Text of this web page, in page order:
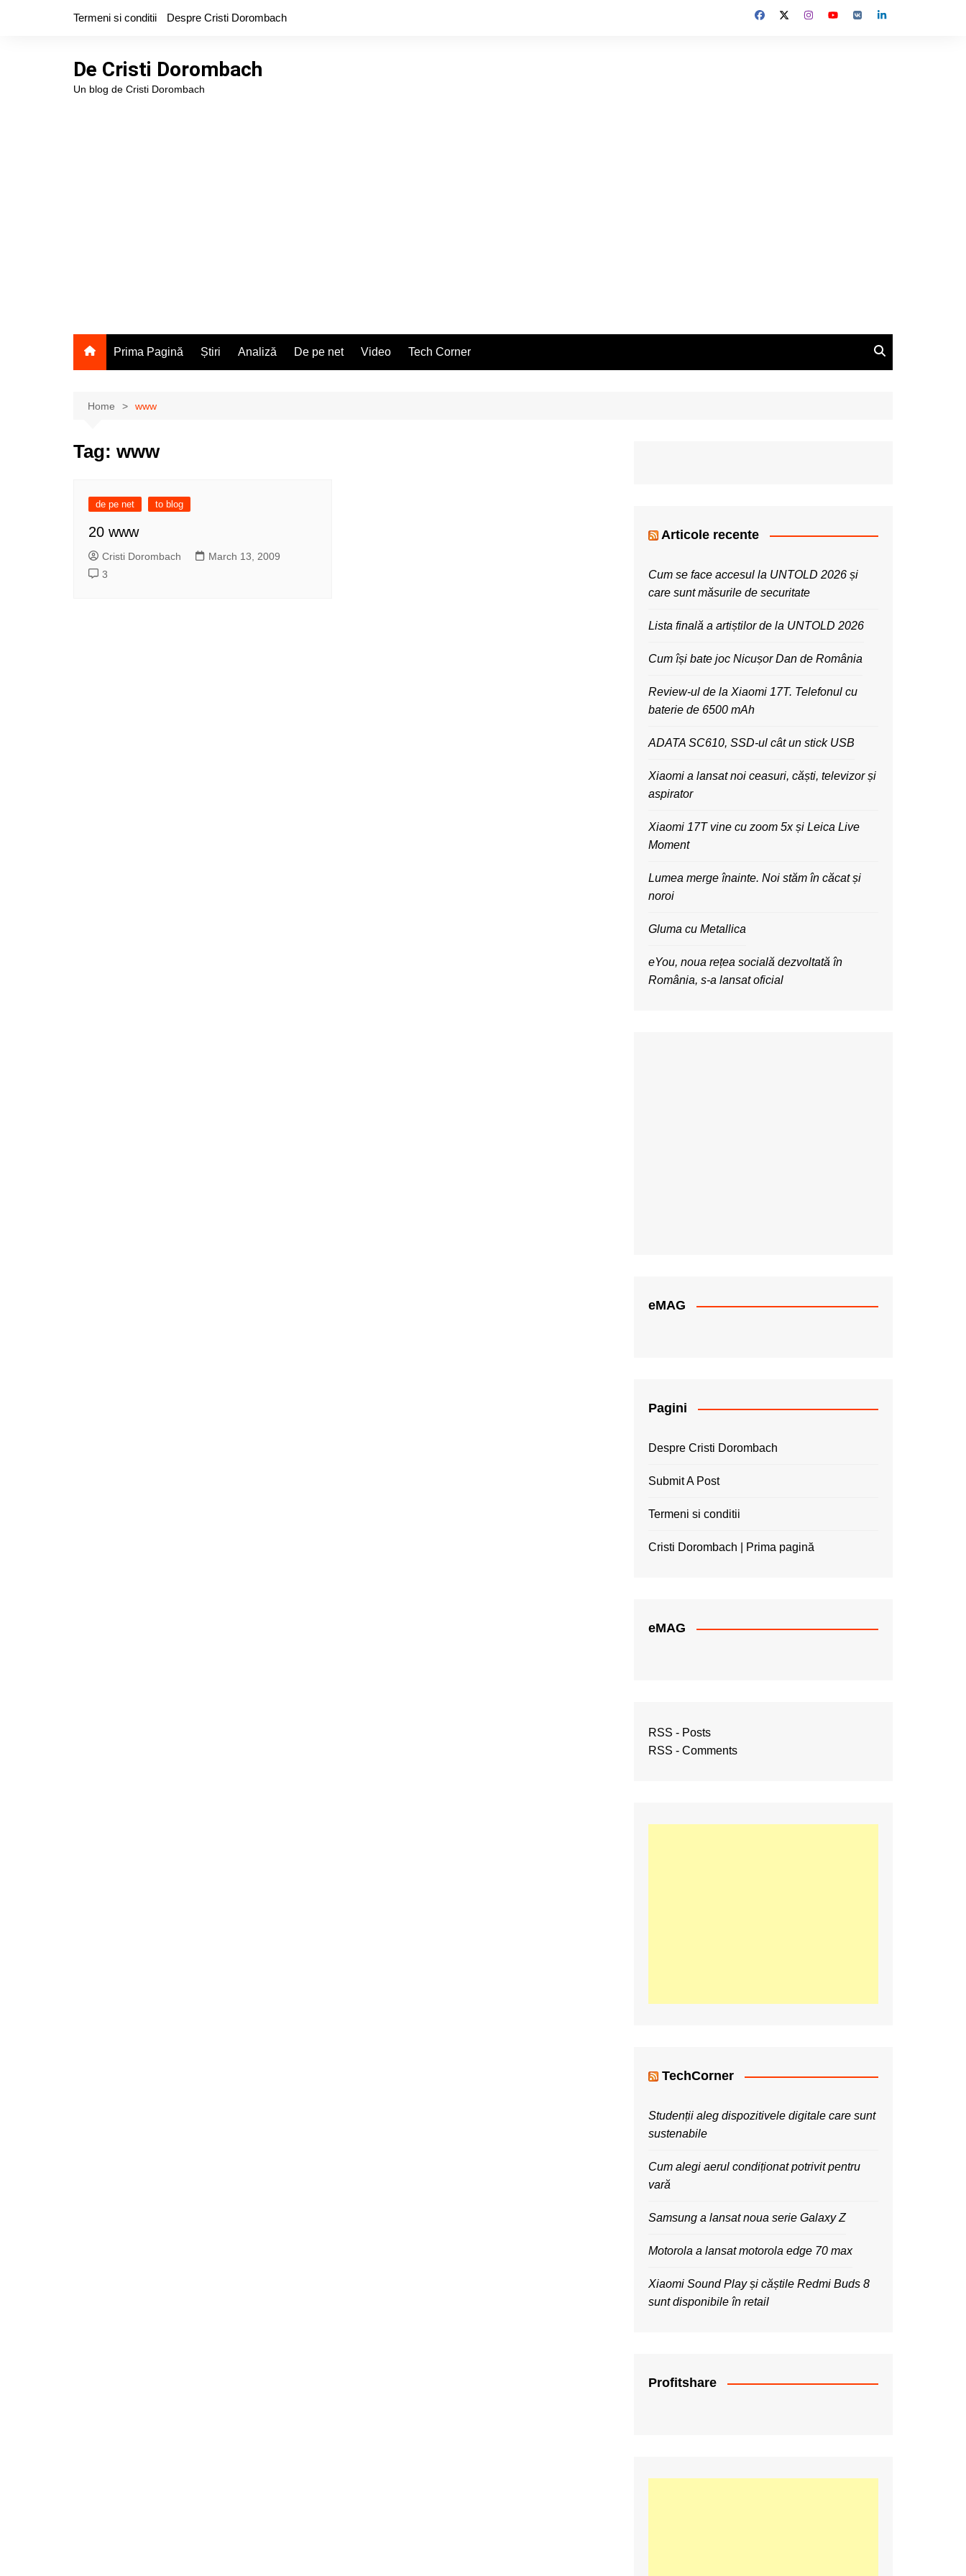
Termeni si conditii Despre Cristi Dorombach
De Cristi Dorombach
Un blog de Cristi Dorombach
Prima Pagină Știri Analiză De pe net Video Tech Corner
Home www
Tag: www
de pe net to blog
20 www
Cristi Dorombach
March 13, 2009
3
Articole recente
Cum se face accesul la UNTOLD 2026 și
care sunt măsurile de securitate
Lista finală a artiștilor de la UNTOLD 2026
Cum își bate joc Nicușor Dan de România
Review-ul de la Xiaomi 17T. Telefonul cu
baterie de 6500 mAh
ADATA SC610, SSD-ul cât un stick USB
Xiaomi a lansat noi ceasuri, căști, televizor și
aspirator
Xiaomi 17T vine cu zoom 5x și Leica Live
Moment
Lumea merge înainte. Noi stăm în căcat și
noroi
Gluma cu Metallica
eYou, noua rețea socială dezvoltată în
România, s-a lansat oficial
eMAG
Pagini
Despre Cristi Dorombach
Submit A Post
Termeni si conditii
Cristi Dorombach | Prima pagină
eMAG
RSS - Posts
RSS - Comments
TechCorner
Studenții aleg dispozitivele digitale care sunt
sustenabile
Cum alegi aerul condiționat potrivit pentru
vară
Samsung a lansat noua serie Galaxy Z
Motorola a lansat motorola edge 70 max
Xiaomi Sound Play și căștile Redmi Buds 8
sunt disponibile în retail
Profitshare